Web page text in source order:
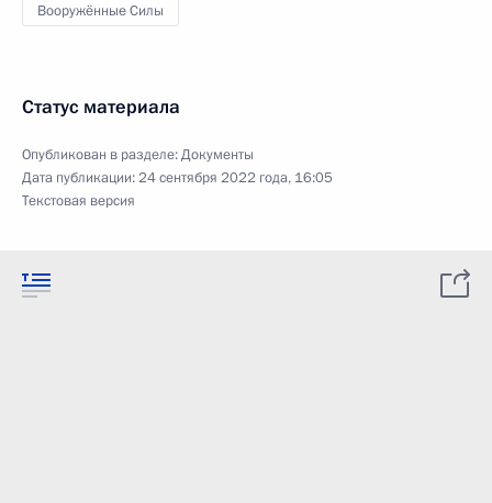
Вооружённые Силы
Статус материала
Опубликован в разделе:Документы
Дата публикации:24 сентября 2022 года, 16:05
Текстовая версия